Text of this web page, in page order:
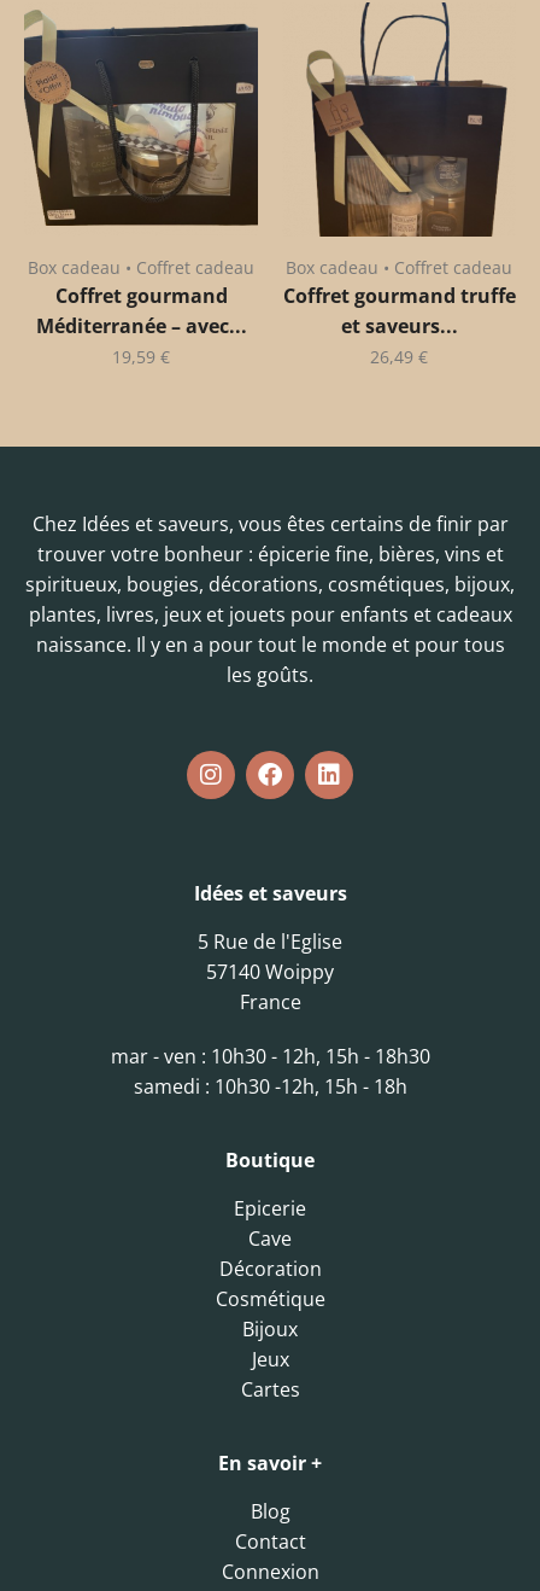
Box cadeau • Coffret cadeau
Coffret gourmand
Méditerranée – avec...
19,59 €
Box cadeau • Coffret cadeau
Coffret gourmand truffe
et saveurs...
26,49 €
Chez Idées et saveurs, vous êtes certains de finir par
trouver votre bonheur : épicerie fine, bières, vins et
spiritueux, bougies, décorations, cosmétiques, bijoux,
plantes, livres, jeux et jouets pour enfants et cadeaux
naissance. Il y en a pour tout le monde et pour tous
les goûts.
Idées et saveurs
5 Rue de l'Eglise
57140 Woippy
France
mar - ven : 10h30 - 12h, 15h - 18h30
samedi : 10h30 -12h, 15h - 18h
Boutique
Epicerie
Cave
Décoration
Cosmétique
Bijoux
Jeux
Cartes
En savoir +
Blog
Contact
Connexion